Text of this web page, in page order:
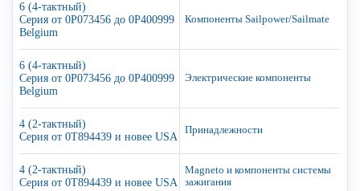
6 (4-тактный)
Серия от 0P073456 до 0P400999
Belgium
Компоненты Sailpower/Sailmate
6 (4-тактный)
Серия от 0P073456 до 0P400999
Belgium
Электрические компоненты
4 (2-тактный)
Серия от 0T894439 и новее USA
Принадлежности
4 (2-тактный)
Серия от 0T894439 и новее USA
Magneto и компоненты системы
зажигания